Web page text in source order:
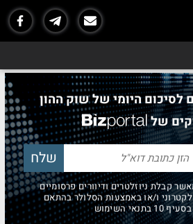
לסיכום היומי של שוק ההון
של
קבלת ניוזלטרים ודיוורים פרסומיים
ו/או באמצעות הסלולר בהתאם
בתנאי השימוש